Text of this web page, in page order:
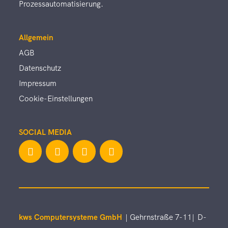
Prozessautomatisierung.
Allgemein
AGB
Datenschutz
Impressum
Cookie-Einstellungen
SOCIAL MEDIA
kws Computersysteme GmbH | Gehrnstraße 7-11| D-